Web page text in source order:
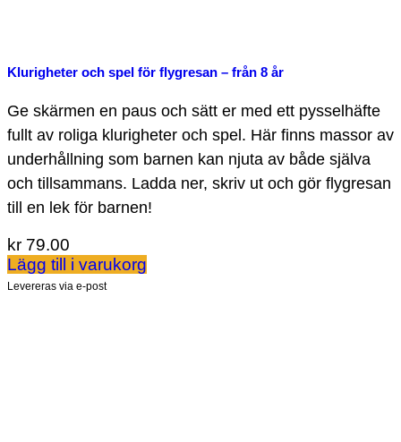
Klurigheter och spel för flygresan – från 8 år
Ge skärmen en paus och sätt er med ett pysselhäfte
fullt av roliga klurigheter och spel. Här finns massor av
underhållning som barnen kan njuta av både själva
och tillsammans. Ladda ner, skriv ut och gör flygresan
till en lek för barnen!
kr 79.00
Lägg till i varukorg
Levereras via e-post